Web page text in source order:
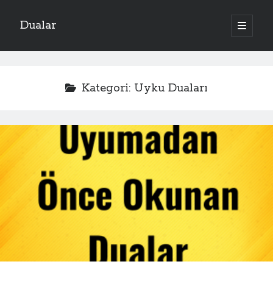
Dualar
ana
menüyü
Kategori: Uyku Duaları